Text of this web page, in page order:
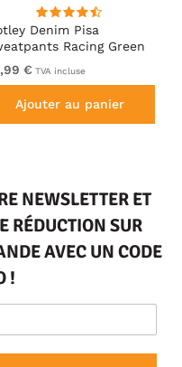
Denim Pisa
Racing Green
€ TVA incluse
Ajouter au panier
NEWSLETTER ET
RÉDUCTION SUR
AVEC UN CODE
!